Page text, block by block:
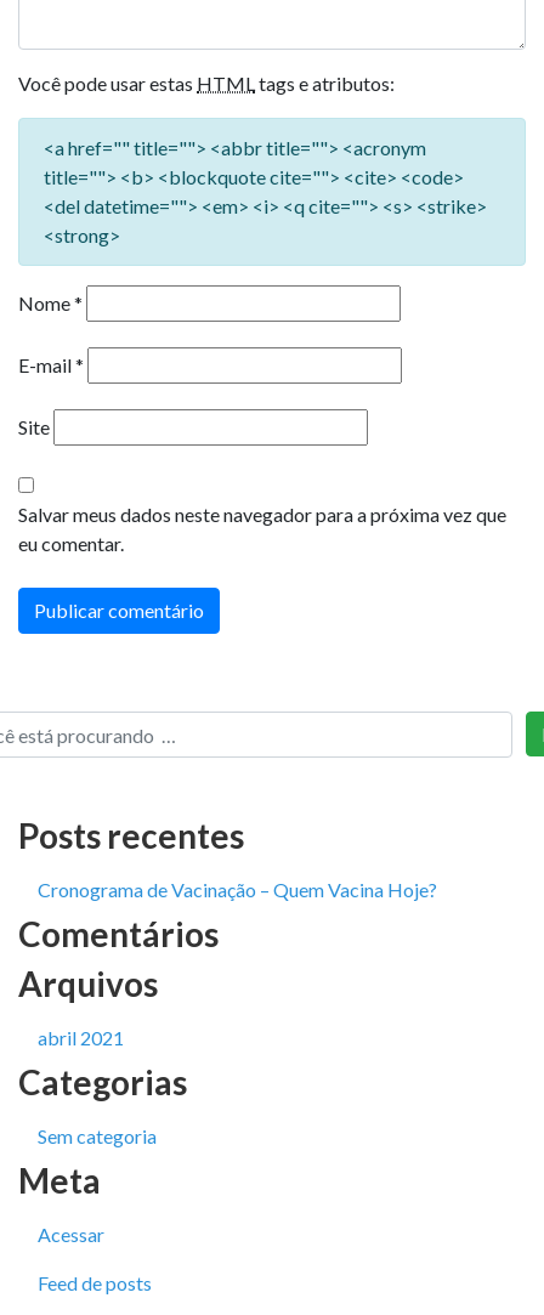
Você pode usar estas HTMLtags e atributos:
<a href="" title=""> <abbr title=""> <acronym
title=""> <b> <blockquote cite=""> <cite> <code>
<del datetime=""> <em> <i> <q cite=""> <s> <strike>
<strong>
Nome*
E-mail*
Site
Salvar meus dados neste navegador para a próxima vez que
eu comentar.
Posts recentes
Cronograma de Vacinação – Quem Vacina Hoje?
Comentários
Arquivos
abril 2021
Categorias
Sem categoria
Meta
Acessar
Feed de posts